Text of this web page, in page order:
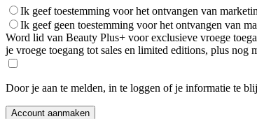
Ik geef toestemming voor het ontvangen van
Ik geef geen toestemming voor het ontvangen van
Word lid van Beauty Plus+ voor exclusieve vroege
je vroege toegang tot sales en limited editions, plus nog
Door je aan te melden, in te loggen of je informatie te
Account aanmaken